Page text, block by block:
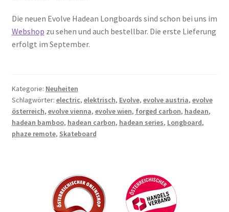
Die neuen Evolve Hadean Longboards sind schon bei uns im
Webshop zu sehen und auch bestellbar. Die erste Lieferung
erfolgt im September.
Kategorie: Neuheiten
Schlagwörter: electric, elektrisch, Evolve, evolve austria, evolve
österreich, evolve vienna, evolve wien, forged carbon, hadean,
hadean bamboo, hadean carbon, hadean series, Longboard,
phaze remote, Skateboard